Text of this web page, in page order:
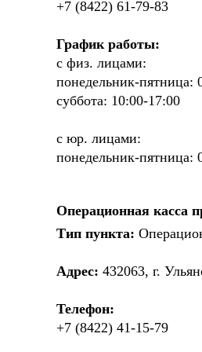
+7 (8422) 61-79-83
График работы:
с физ. лицами:
понедельник-пятница:
суббота: 10:00-17:00
с юр. лицами:
понедельник-пятница:
Операционная касса
Тип пункта:
Адрес: 432063, г.
Телефон:
+7 (8422) 41-15-79